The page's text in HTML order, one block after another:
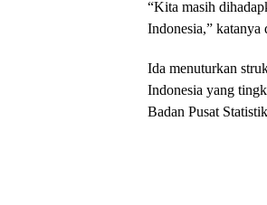
“Kita masih
Indonesia,”
Ida menuturkan
Indonesia yang
Badan Pusat